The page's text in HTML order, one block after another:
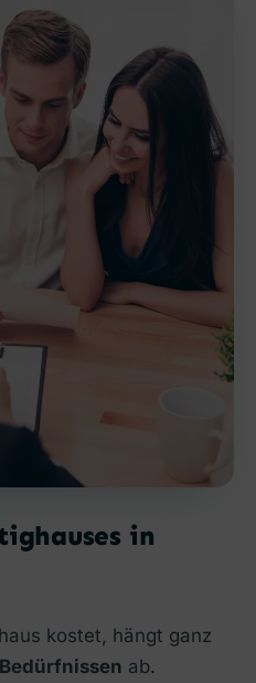
in
kostet, hängt ganz
ab.